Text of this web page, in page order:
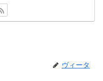
ヴィータ